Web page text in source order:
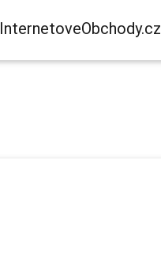
InternetoveObchody.cz